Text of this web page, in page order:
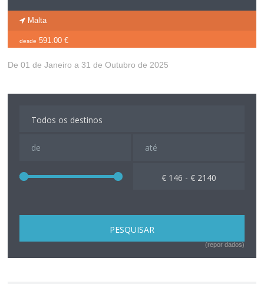
Malta
desde 591.00 €
De 01 de Janeiro a 31 de Outubro de 2025
€ 146 - € 2140
(repor dados)